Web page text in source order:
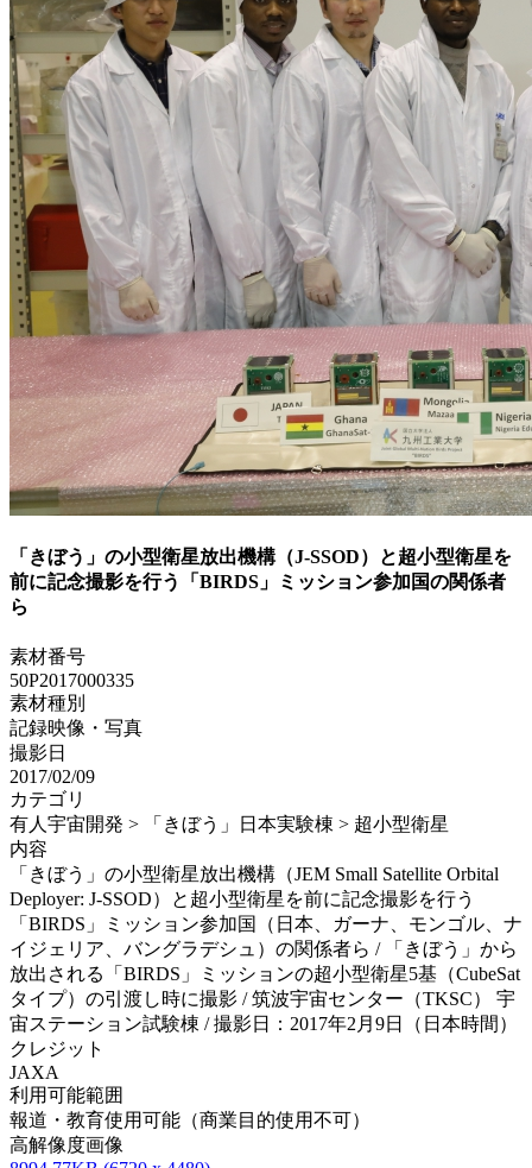
「きぼう」の小型衛星放出機構（J-SSOD）と超小型衛星を
前に記念撮影を行う「BIRDS」ミッション参加国の関係者
ら
素材番号
50P2017000335
素材種別
記録映像・写真
撮影日
2017/02/09
カテゴリ
有人宇宙開発 > 「きぼう」日本実験棟 > 超小型衛星
内容
「きぼう」の小型衛星放出機構（JEM Small Satellite Orbital
Deployer: J-SSOD）と超小型衛星を前に記念撮影を行う
「BIRDS」ミッション参加国（日本、ガーナ、モンゴル、ナ
イジェリア、バングラデシュ）の関係者ら / 「きぼう」から
放出される「BIRDS」ミッションの超小型衛星5基（CubeSat
タイプ）の引渡し時に撮影 / 筑波宇宙センター（TKSC） 宇
宙ステーション試験棟 / 撮影日：2017年2月9日（日本時間）
クレジット
JAXA
利用可能範囲
報道・教育使用可能（商業目的使用不可）
高解像度画像